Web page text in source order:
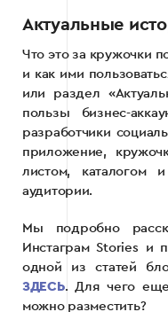
Актуальные
Что это за кружочки
и как ими
или раздел
пользы бизнес-
разработчики
приложение,
листом, каталогом
аудитории.
Мы подробно
Инстаграм Stories и
одной из статей
ЗДЕСЬ. Для чего
можно разместить?